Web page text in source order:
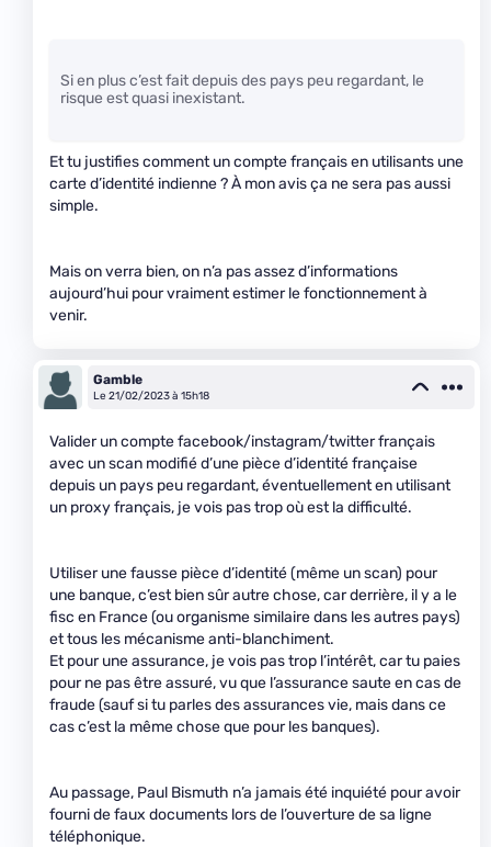
Si en plus c’est fait depuis des pays peu regardant, le
risque est quasi inexistant.
Et tu justifies comment un compte français en utilisants une
carte d’identité indienne ? À mon avis ça ne sera pas aussi
simple.
Mais on verra bien, on n’a pas assez d’informations
aujourd’hui pour vraiment estimer le fonctionnement à
venir.
Gamble
Le 21/02/2023 à 15h18
Valider un compte facebook/instagram/twitter français
avec un scan modifié d’une pièce d’identité française
depuis un pays peu regardant, éventuellement en utilisant
un proxy français, je vois pas trop où est la difficulté.
Utiliser une fausse pièce d’identité (même un scan) pour
une banque, c’est bien sûr autre chose, car derrière, il y a le
fisc en France (ou organisme similaire dans les autres pays)
et tous les mécanisme anti-blanchiment.
Et pour une assurance, je vois pas trop l’intérêt, car tu paies
pour ne pas être assuré, vu que l’assurance saute en cas de
fraude (sauf si tu parles des assurances vie, mais dans ce
cas c’est la même chose que pour les banques).
Au passage, Paul Bismuth n’a jamais été inquiété pour avoir
fourni de faux documents lors de l’ouverture de sa ligne
téléphonique.